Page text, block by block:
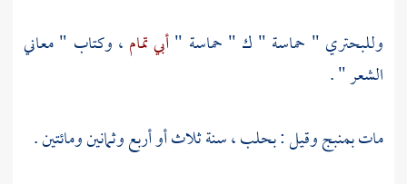
وللبحتري " حماسة " ك " حماسة "أبي تمام ، وكتاب " معاني
الشعر " .
مات بمنبج وقيل :بحلب، سنة ثلاث أو أربع وثمانين ومائتين .